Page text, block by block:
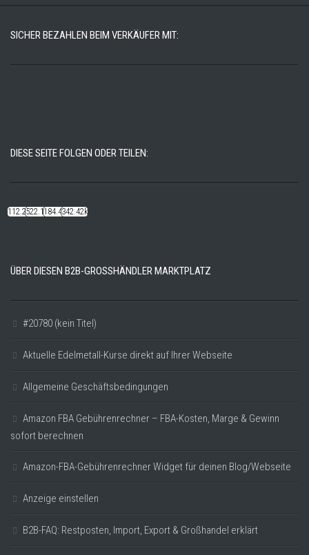
SICHER BEZAHLEN BEIM VERKÄUFER MIT:
DIESE SEITE FOLGEN ODER TEILEN:
112.22k522.14k184.48k342.42k
ÜBER DIESEN B2B-GROSSHÄNDLER MARKTPLATZ
#20780 (kein Titel)
Aktuelle Edelmetall-Kurse direkt auf Ihrer Webseite
Allgemeine Geschäftsbedingungen
Amazon FBA Gebührenrechner – FBA-Kosten, Marge & Gewinn
sofort berechnen
Amazon-FBA-Gebührenrechner Widget für deinen Blog/Webseite
Anzeige einstellen
B2B-FAQ: Restposten, Import, Export & Großhandel erklärt